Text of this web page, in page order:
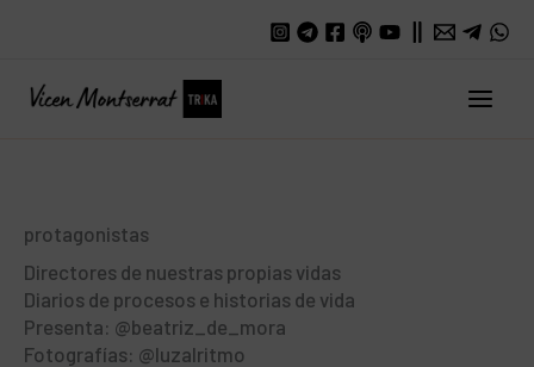
protagonistas
Directores de nuestras propias vidas
Diarios de procesos e historias de vida
Presenta: @beatriz_de_mora
Fotografías: @luzalritmo